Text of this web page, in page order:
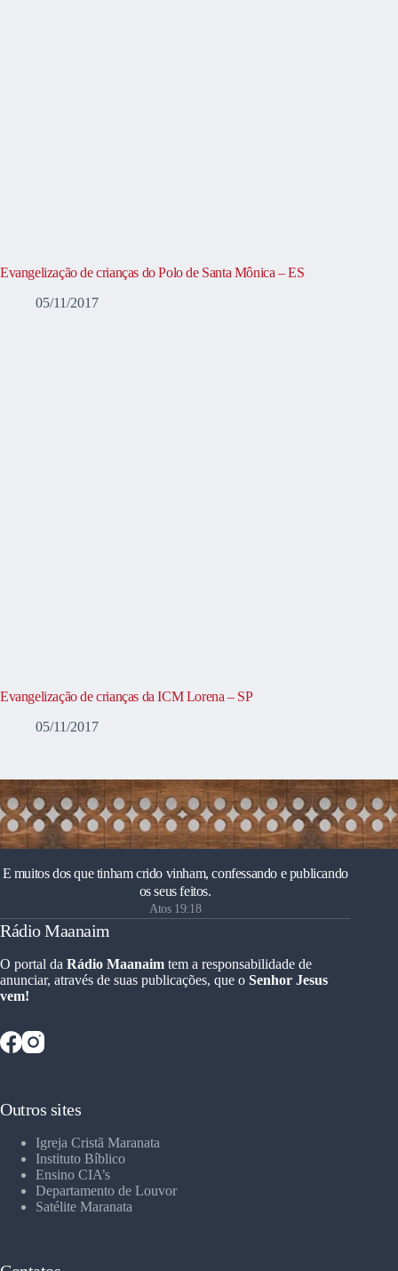
Evangelização de crianças do Polo de Santa Mônica – ES
05/11/2017
Evangelização de crianças da ICM Lorena – SP
05/11/2017
E muitos dos que tinham crido vinham, confessando e publicando
os seus feitos.
Atos 19:18
Rádio Maanaim
O portal da Rádio Maanaim tem a responsabilidade de
anunciar, através de suas publicações, que o Senhor Jesus
vem!
Outros sites
Igreja Cristã Maranata
Instituto Bíblico
Ensino CIA’s
Departamento de Louvor
Satélite Maranata